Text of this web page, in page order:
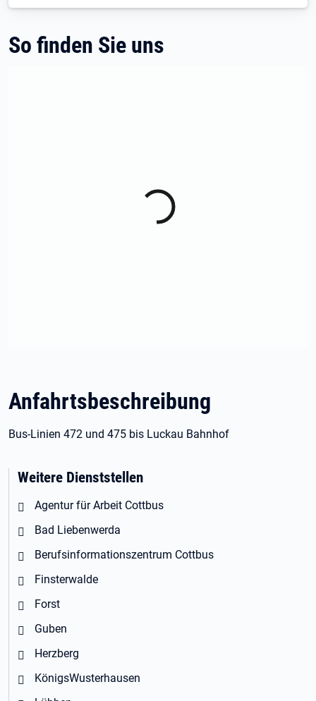
So finden Sie uns
Anfahrtsbeschreibung
Bus-Linien 472 und 475 bis Luckau Bahnhof
Weitere Dienststellen
Agentur für Arbeit Cottbus
Bad Liebenwerda
Berufsinformationszentrum Cottbus
Finsterwalde
Forst
Guben
Herzberg
KönigsWusterhausen